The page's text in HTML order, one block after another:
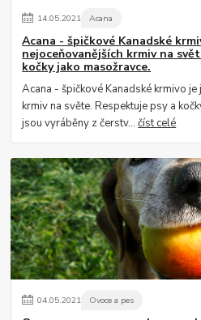
14.05.2021 Acana
Acana - špičkové Kanadské
nejoceňovanějších krmiv na
kočky jako masožravce.
Acana - špičkové Kanadské krmivo
krmiv na světe. Respektuje psy a
jsou vyráběny z čerstv...číst celé
04.05.2021 Ovoce a pes